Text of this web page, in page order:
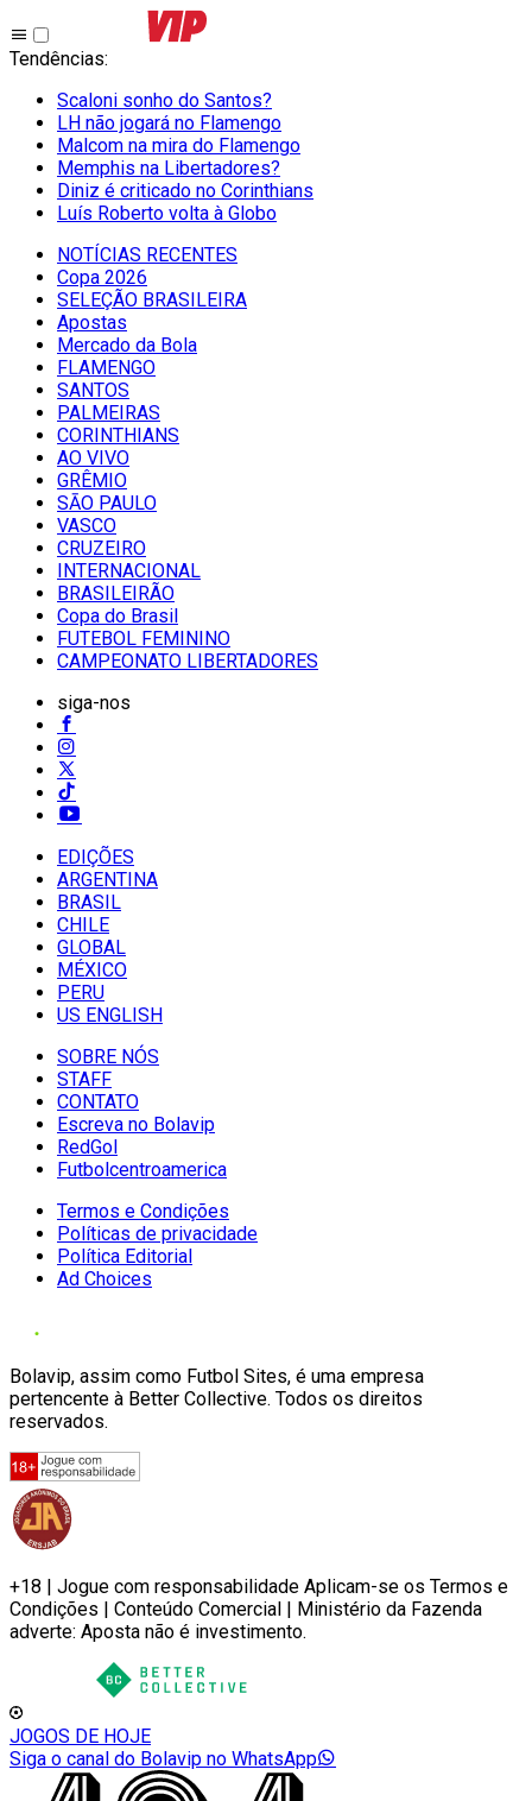
Tendências:
Scaloni sonho do Santos?
LH não jogará no Flamengo
Malcom na mira do Flamengo
Memphis na Libertadores?
Diniz é criticado no Corinthians
Luís Roberto volta à Globo
NOTÍCIAS RECENTES
Copa 2026
SELEÇÃO BRASILEIRA
Apostas
Mercado da Bola
FLAMENGO
SANTOS
PALMEIRAS
CORINTHIANS
AO VIVO
GRÊMIO
SĀO PAULO
VASCO
CRUZEIRO
INTERNACIONAL
BRASILEIRÃO
Copa do Brasil
FUTEBOL FEMININO
CAMPEONATO LIBERTADORES
siga-nos
EDIÇÕES
ARGENTINA
BRASIL
CHILE
GLOBAL
MÉXICO
PERU
US ENGLISH
SOBRE NÓS
STAFF
CONTATO
Escreva no Bolavip
RedGol
Futbolcentroamerica
Termos e Condições
Políticas de privacidade
Política Editorial
Ad Choices
Bolavip, assim como Futbol Sites, é uma empresa
pertencente à Better Collective. Todos os direitos
reservados.
+18 | Jogue com responsabilidade Aplicam-se os Termos e
Condições | Conteúdo Comercial | Ministério da Fazenda
adverte: Aposta não é investimento.
JOGOS DE HOJE
Siga o canal do Bolavip no WhatsApp